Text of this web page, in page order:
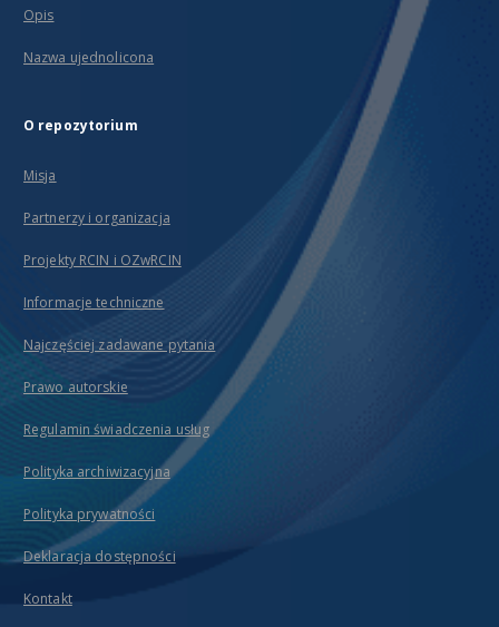
Opis
Nazwa ujednolicona
O repozytorium
Misja
Partnerzy i organizacja
Projekty RCIN i OZwRCIN
Informacje techniczne
Najczęściej zadawane pytania
Prawo autorskie
Regulamin świadczenia usług
Polityka archiwizacyjna
Polityka prywatności
Deklaracja dostępności
Kontakt